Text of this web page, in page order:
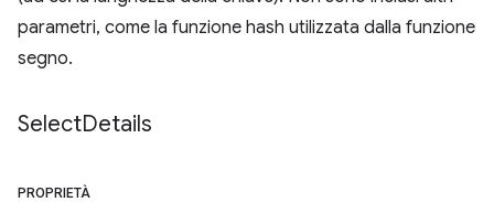
parametri, come la funzione hash utilizzata dalla funzione
segno.
SelectDetails
PROPRIETÀ